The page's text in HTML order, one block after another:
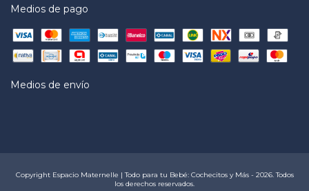
Medios de pago
Medios de envío
Copyright Espacio Maternelle | Todo para tu Bebé: Cochecitos y Más - 2026. Todos
los derechos reservados.